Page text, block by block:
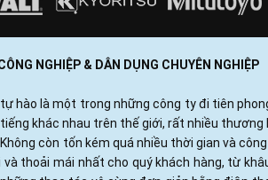
NGHIỆP & DÂN DỤNG CHUYÊN NGHIỆP
hào là một trong những công ty đi tiên
khác nhau trên thế giới, rất nhiều
còn tốn kém quá nhiều thời gian và
thoải mái nhất cho quý khách hàng, từ